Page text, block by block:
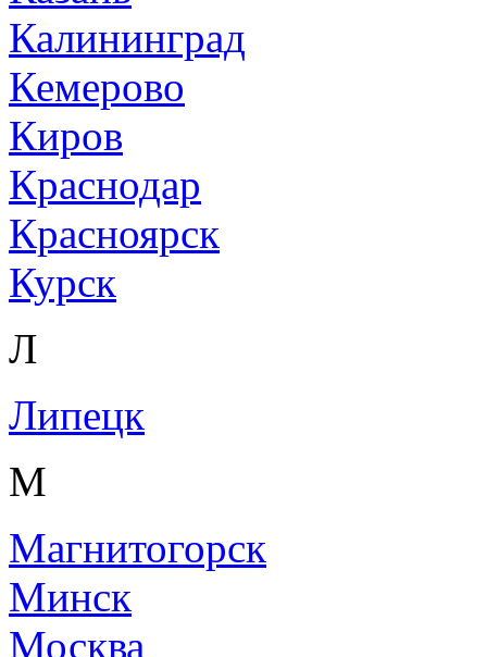
Калининград
Кемерово
Киров
Краснодар
Красноярск
Курск
Л
Липецк
М
Магнитогорск
Минск
Москва